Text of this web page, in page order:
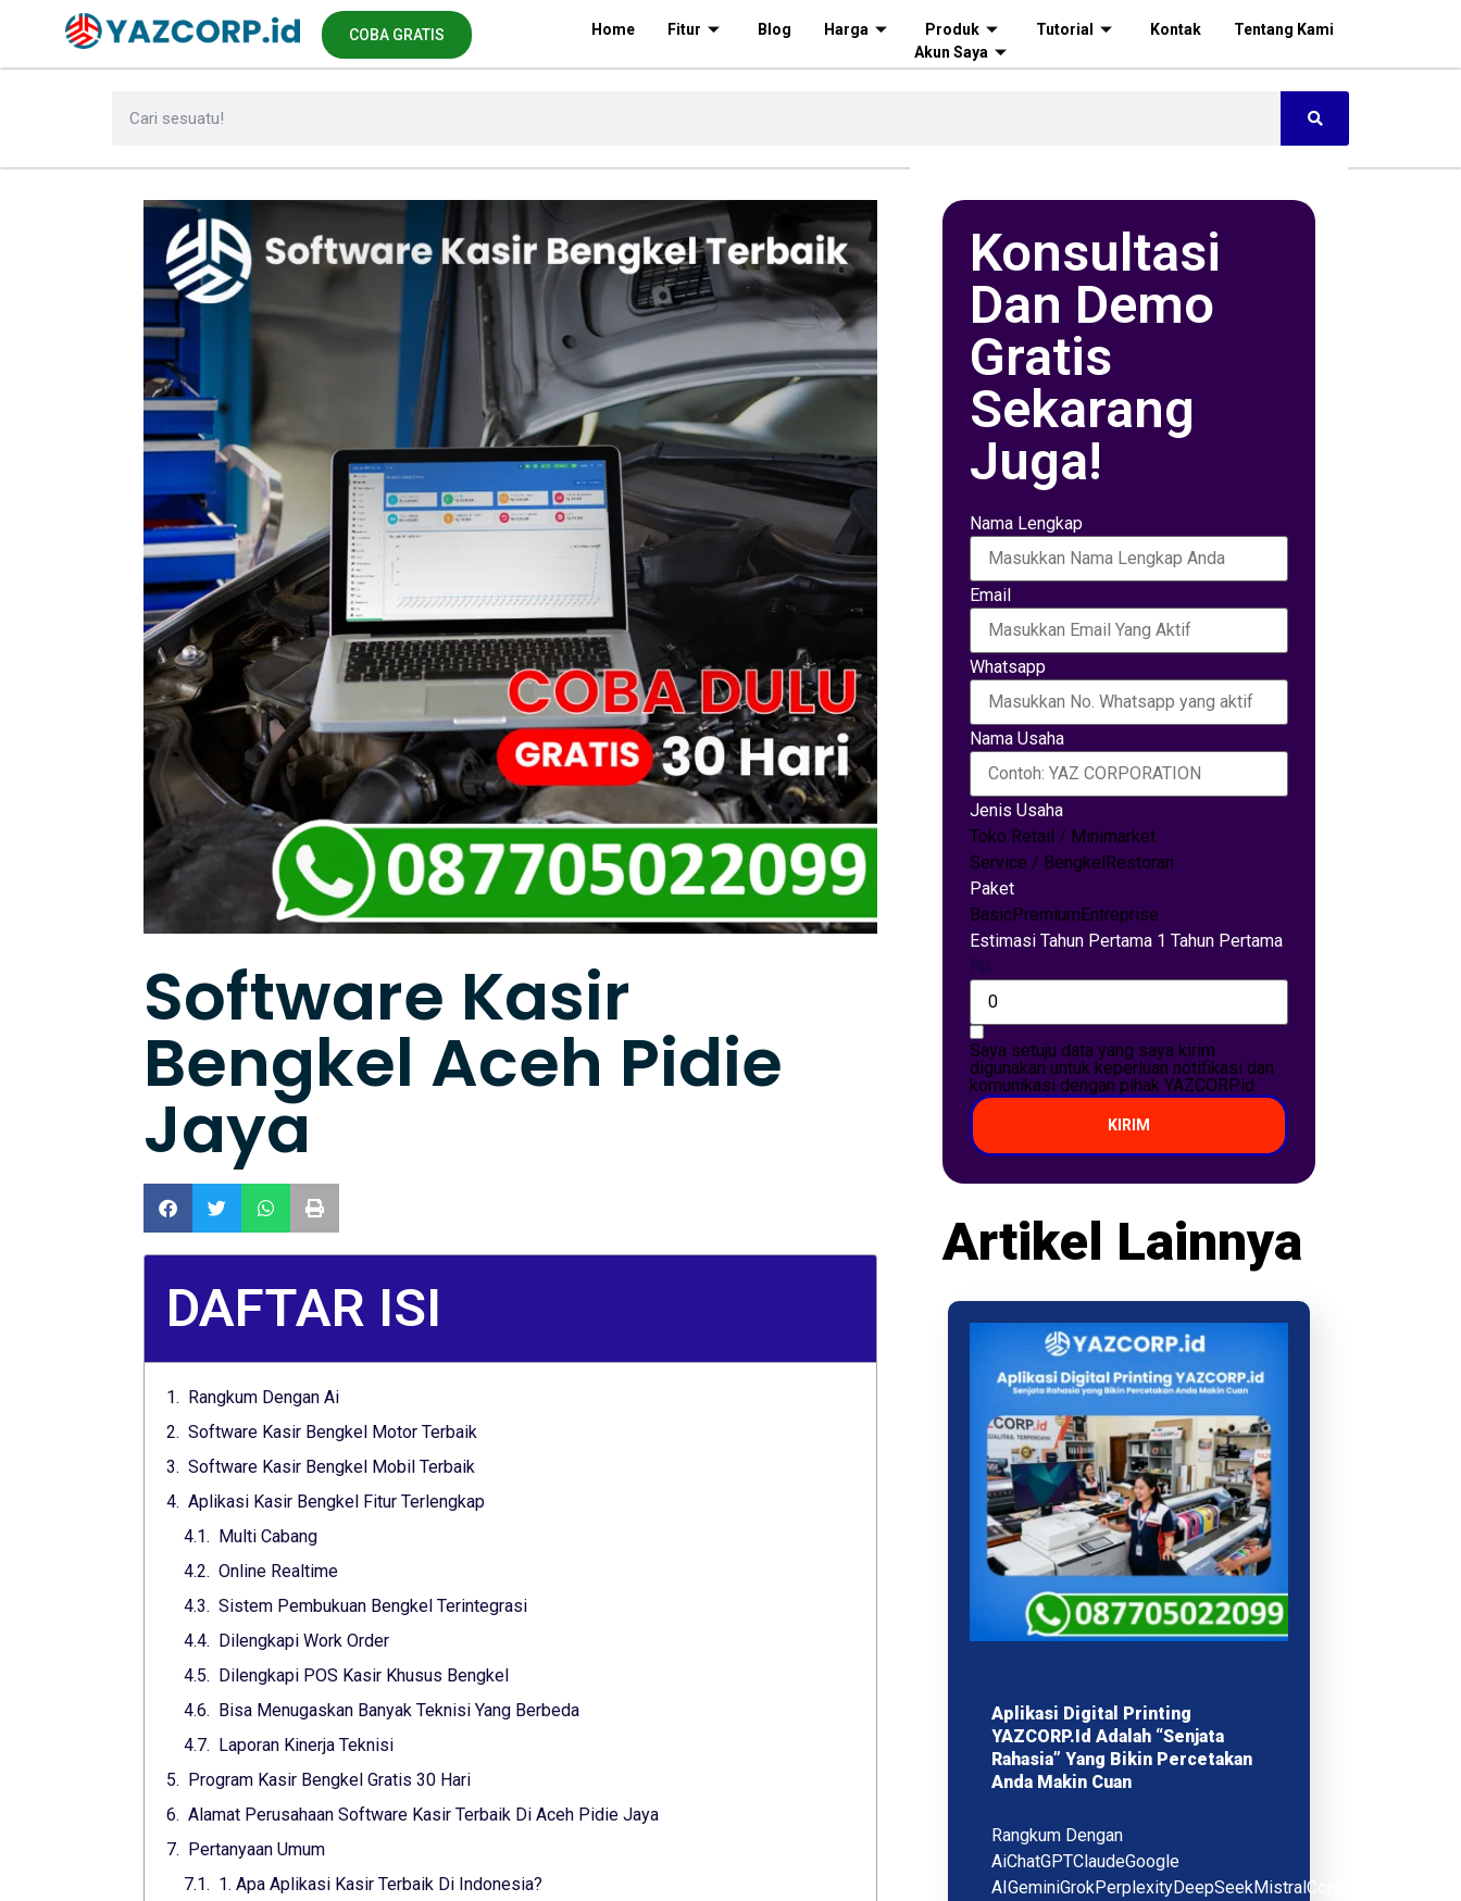
COBA GRATIS Home Fitur Blog Harga Produk Tutorial Kontak
Tentang Kami
Akun Saya
Software Kasir
Bengkel Aceh Pidie
Jaya
DAFTAR ISI
Rangkum Dengan Ai
Software Kasir Bengkel Motor Terbaik
Software Kasir Bengkel Mobil Terbaik
Aplikasi Kasir Bengkel Fitur Terlengkap
Multi Cabang
Online Realtime
Sistem Pembukuan Bengkel Terintegrasi
Dilengkapi Work Order
Dilengkapi POS Kasir Khusus Bengkel
Bisa Menugaskan Banyak Teknisi Yang Berbeda
Laporan Kinerja Teknisi
Program Kasir Bengkel Gratis 30 Hari
Alamat Perusahaan Software Kasir Terbaik Di Aceh Pidie Jaya
Pertanyaan Umum
1. Apa Aplikasi Kasir Terbaik Di Indonesia?
Konsultasi
Dan Demo
Gratis
Sekarang
Juga!
Nama Lengkap
Email
Whatsapp
Nama Usaha
Jenis Usaha
Toko Retail / Minimarket
Service / BengkelRestoran
Paket
BasicPremiumEntreprise
Estimasi Tahun Pertama 1 Tahun Pertama
Rp
Saya setuju data yang saya kirim
digunakan untuk keperluan notifikasi dan
komunikasi dengan pihak YAZCORP.id
KIRIM
Artikel Lainnya
Aplikasi Digital Printing
YAZCORP.id Adalah “Senjata
Rahasia” Yang Bikin Percetakan
Anda Makin Cuan
Rangkum Dengan
AiChatGPTClaudeGoogle
AIGeminiGrokPerplexityDeepSeekMistralCopilotQwenMeta